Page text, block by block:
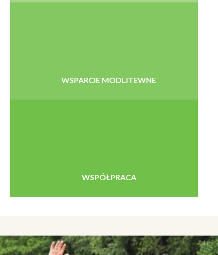
WSPARCIE MODLITEWNE
WSPÓŁPRACA